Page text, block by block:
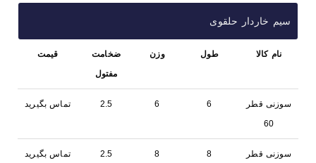
سیم خاردار حلقوی
نام کالا طول وزن
ضخامت
مفتول
قیمت
سوزنی قطر
60
6
6
2.5 تماس بگیرید
سوزنی قطر
8
8
2.5 تماس بگیرید